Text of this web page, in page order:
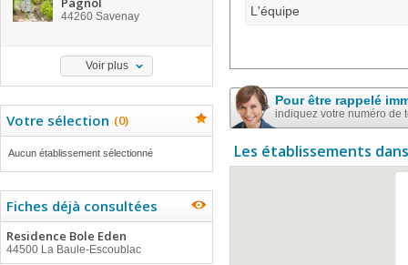
44260 Savenay
Voir plus
Votre sélection (0)
Aucun établissement sélectionné
Fiches déjà consultées
Residence Bole Eden
44500 La Baule-Escoublac
L'équipe
Pour être rappelé
indiquez votre numéro de
Les établissements